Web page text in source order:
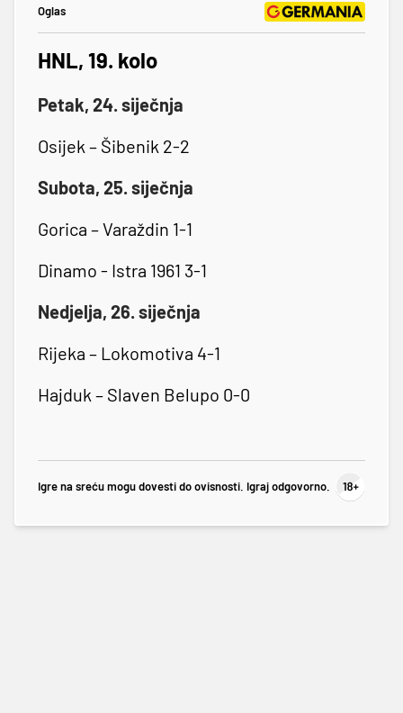
Oglas
HNL, 19. kolo
Petak, 24. siječnja
Osijek – Šibenik 2-2
Subota, 25. siječnja
Gorica – Varaždin 1-1
Dinamo - Istra 1961 3-1
Nedjelja, 26. siječnja
Rijeka – Lokomotiva 4-1
Hajduk – Slaven Belupo 0-0
Igre na sreću mogu dovesti do ovisnosti. Igraj odgovorno.